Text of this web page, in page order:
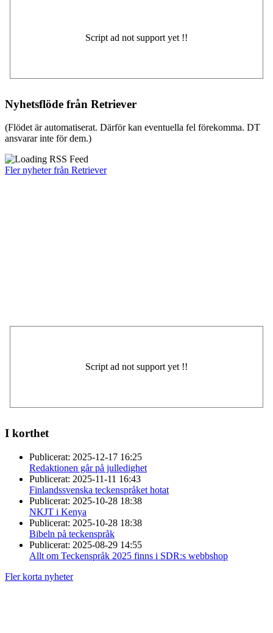
Nyhetsflöde från Retriever
(Flödet är automatiserat. Därför kan eventuella fel förekomma. DT
ansvarar inte för dem.)
Fler nyheter från Retriever
I korthet
Publicerat: 2025-12-17 16:25
Redaktionen går på julledighet
Publicerat: 2025-11-11 16:43
Finlandssvenska teckenspråket hotat
Publicerat: 2025-10-28 18:38
NKJT i Kenya
Publicerat: 2025-10-28 18:38
Bibeln på teckenspråk
Publicerat: 2025-08-29 14:55
Allt om Teckenspråk 2025 finns i SDR:s webbshop
Fler korta nyheter